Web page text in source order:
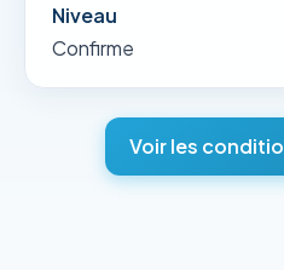
Niveau
Confirme
Voir les